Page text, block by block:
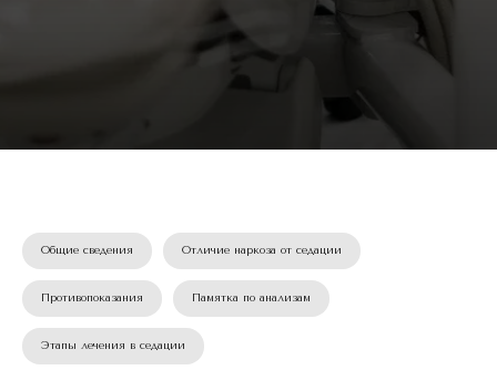
Общие сведения Отличие наркоза от седации
Противопоказания Памятка по анализам
Этапы лечения в седации